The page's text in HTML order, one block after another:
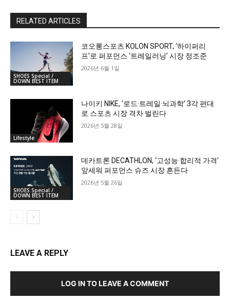
RELATED ARTICLES
SHOES Special /
DOWN BEST ITEM
코오롱스포츠 KOLON SPORT, ‘하이퍼리
프’로 퍼포먼스 ‘트레일러닝’ 시장 정조준
2026년 6월 1일
Lifestyle
나이키 NIKE, ‘로드·트레일·뇌과학’ 3각 편대
로 스포츠 시장 격차 벌린다
2026년 5월 28일
SHOES Special /
DOWN BEST ITEM
데카트론 DECATHLON, ‘고성능·합리적 가격’
앞세워 퍼포먼스 슈즈 시장 흔든다
2026년 5월 26일
LEAVE A REPLY
LOG IN TO LEAVE A COMMENT